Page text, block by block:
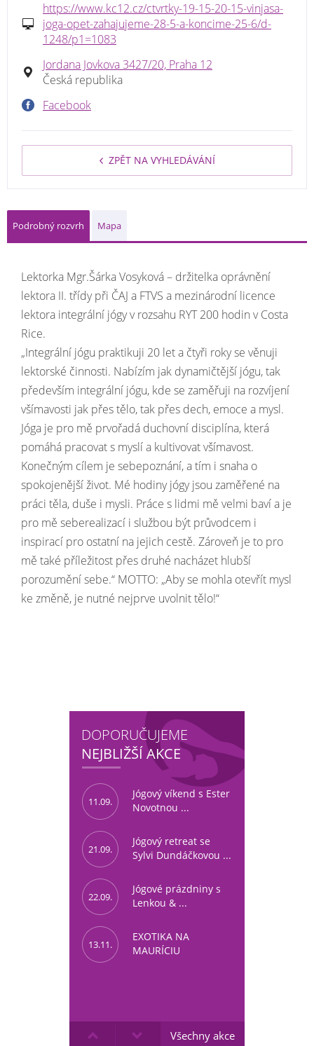
https://www.kc12.cz/ctvrtky-19-15-20-15-vinjasa-
joga-opet-zahajujeme-28-5-a-koncime-25-6/d-
1248/p1=1083
Jordana Jovkova 3427/20, Praha 12
Česká republika
Facebook
ZPĚT NA VYHLEDÁVÁNÍ
Podrobný rozvrh Mapa
Lektorka Mgr.Šárka Vosyková – držitelka oprávnění
lektora II. třídy při ČAJ a FTVS a mezinárodní licence
lektora integrální jógy v rozsahu RYT 200 hodin v Costa
Rice.
„Integrální jógu praktikuji 20 let a čtyři roky se věnuji
lektorské činnosti. Nabízím jak dynamičtější jógu, tak
především integrální jógu, kde se zaměřuji na rozvíjení
všímavosti jak přes tělo, tak přes dech, emoce a mysl.
Jóga je pro mě prvořadá duchovní disciplína, která
pomáhá pracovat s myslí a kultivovat všímavost.
Konečným cílem je sebepoznání, a tím i snaha o
spokojenější život. Mé hodiny jógy jsou zaměřené na
práci těla, duše i mysli. Práce s lidmi mě velmi baví a je
pro mě seberealizací i službou být průvodcem i
inspirací pro ostatní na jejich cestě. Zároveň je to pro
mě také příležitost přes druhé nacházet hlubší
porozumění sebe.“ MOTTO: „Aby se mohla otevřít mysl
ke změně, je nutné nejprve uvolnit tělo!“
DOPORUČUJEME
NEJBLIŽŠÍ AKCE
11.09.
Jógový víkend s Ester
Novotnou ...
21.09.
Jógový retreat se
Sylvi Dundáčkovou ...
22.09.
Jógové prázdniny s
Lenkou & ...
13.11.
EXOTIKA NA
MAURÍCIU
Všechny akce